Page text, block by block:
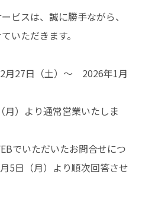
ビスは、誠に勝手ながら、
いただきます。
月27日（土）～ 2026年1月
）より通常営業いたしま
でいただいたお問合せにつ
5日（月）より順次回答させ